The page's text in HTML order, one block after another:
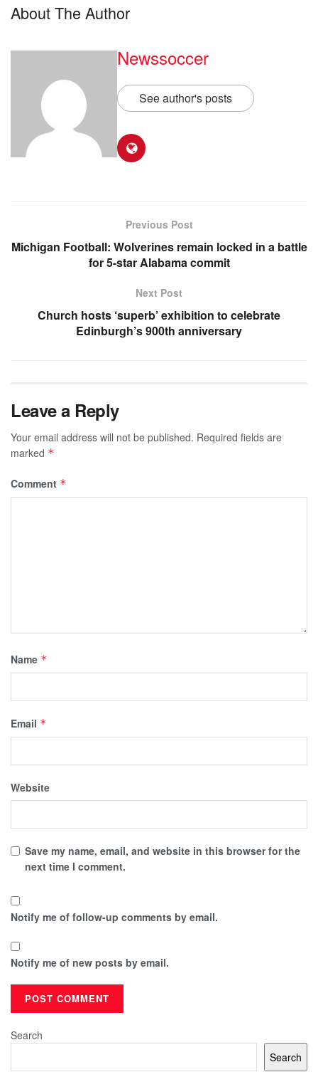
About The Author
Newssoccer
See author's posts
Previous Post
Michigan Football: Wolverines remain locked in a battle
for 5-star Alabama commit
Next Post
Church hosts ‘superb’ exhibition to celebrate
Edinburgh’s 900th anniversary
Leave a Reply
Your email address will not be published. Required fields are
marked *
Comment *
Name *
Email *
Website
Save my name, email, and website in this browser for the
next time I comment.
Notify me of follow-up comments by email.
Notify me of new posts by email.
Search
Search